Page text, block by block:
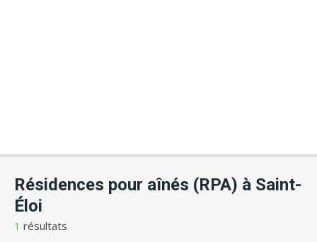
Résidences pour aînés (RPA) à Saint-
Éloi
1 résultats